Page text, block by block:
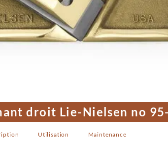
Utilisation Maintenance
droit Lie-Nielsen no